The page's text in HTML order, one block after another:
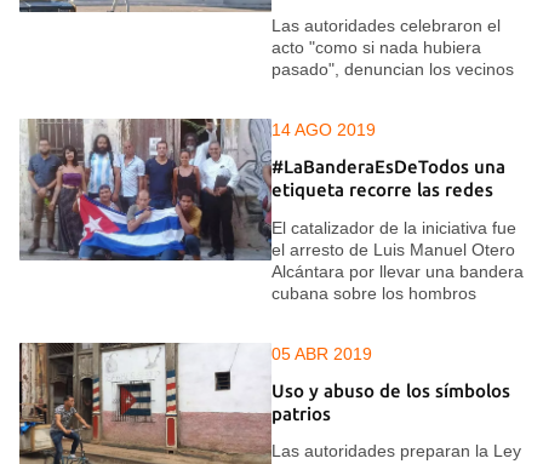
Las autoridades celebraron el
acto "como si nada hubiera
pasado", denuncian los vecinos
14 AGO 2019
#LaBanderaEsDeTodos una
etiqueta recorre las redes
El catalizador de la iniciativa fue
el arresto de Luis Manuel Otero
Alcántara por llevar una bandera
cubana sobre los hombros
05 ABR 2019
Uso y abuso de los símbolos
patrios
Las autoridades preparan la Ley